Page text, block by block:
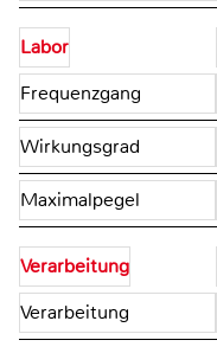
Labor
Frequenzgang
Wirkungsgrad
Maximalpegel
Verarbeitung
Verarbeitung